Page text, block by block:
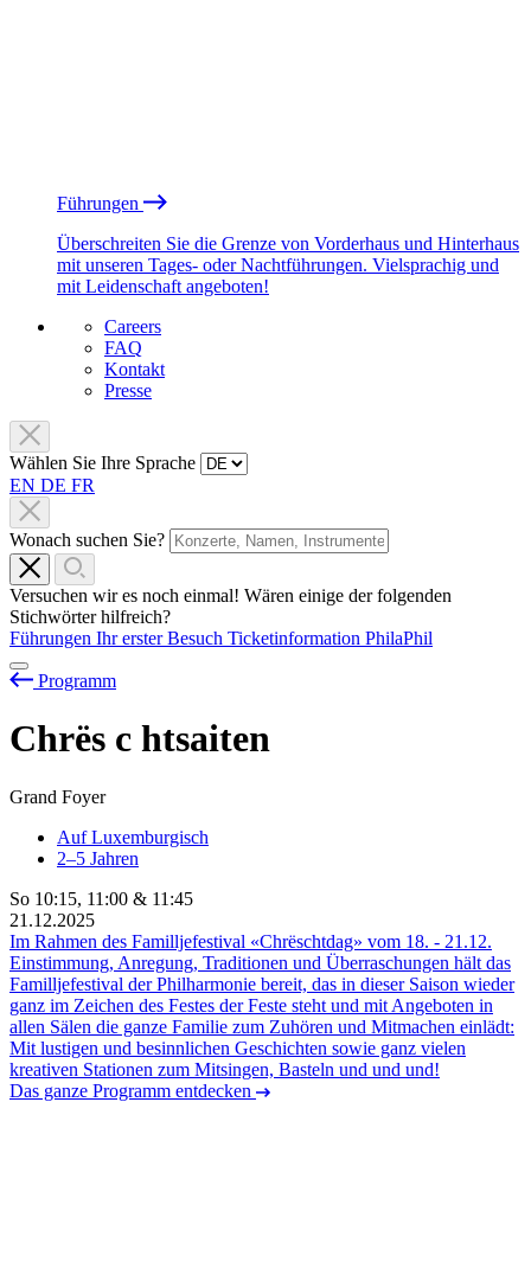
Führungen
Überschreiten Sie die Grenze von Vorderhaus und Hinterhaus
mit unseren Tages- oder Nachtführungen. Vielsprachig und
mit Leidenschaft angeboten!
Careers
FAQ
Kontakt
Presse
Wählen Sie Ihre Sprache
EN DE FR
Wonach suchen Sie?
Versuchen wir es noch einmal! Wären einige der folgenden
Stichwörter hilfreich?
Führungen Ihr erster Besuch Ticketinformation PhilaPhil
Programm
Chrës c htsaiten
Grand Foyer
Auf Luxemburgisch
2–5 Jahren
So 10:15, 11:00 & 11:45
21.12.2025
Im Rahmen des Familljefestival «Chrëschtdag» vom 18. - 21.12.
Einstimmung, Anregung, Traditionen und Überraschungen hält das
Familljefestival der Philharmonie bereit, das in dieser Saison wieder
ganz im Zeichen des Festes der Feste steht und mit Angeboten in
allen Sälen die ganze Familie zum Zuhören und Mitmachen einlädt:
Mit lustigen und besinnlichen Geschichten sowie ganz vielen
kreativen Stationen zum Mitsingen, Basteln und und und!
Das ganze Programm entdecken